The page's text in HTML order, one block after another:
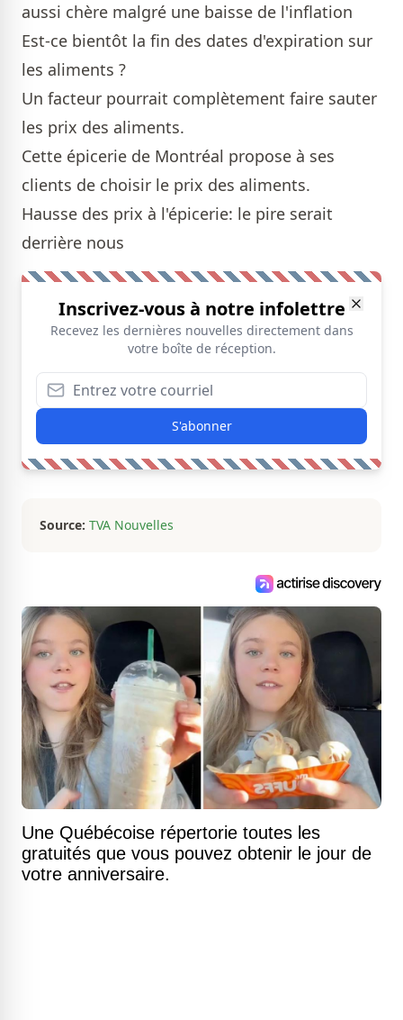
aussi chère malgré une baisse de l'inflation
Est-ce bientôt la fin des dates d'expiration sur
les aliments ?
Un facteur pourrait complètement faire sauter
les prix des aliments.
Cette épicerie de Montréal propose à ses
clients de choisir le prix des aliments.
Hausse des prix à l'épicerie: le pire serait
derrière nous
Inscrivez-vous à notre infolettre
Recevez les dernières nouvelles directement dans
votre boîte de réception.
S'abonner
Source: TVA Nouvelles
Une Québécoise répertorie toutes les
gratuités que vous pouvez obtenir le jour de
votre anniversaire.